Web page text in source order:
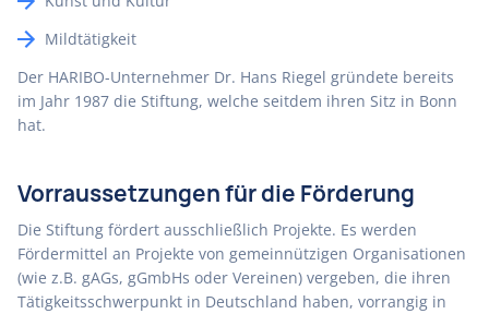
Mildtätigkeit
Der HARIBO-Unternehmer Dr. Hans Riegel gründete bereits
im Jahr 1987 die Stiftung, welche seitdem ihren Sitz in Bonn
hat.
Vorraussetzungen für die Förderung
Die Stiftung fördert ausschließlich Projekte. Es werden
Fördermittel an Projekte von gemeinnützigen Organisationen
(wie z.B. gAGs, gGmbHs oder Vereinen) vergeben, die ihren
Tätigkeitsschwerpunkt in Deutschland haben, vorrangig in